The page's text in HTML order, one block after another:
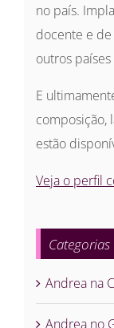
no país.
docente e
outros
E
composição,
estão
Veja o perfil
Categorias
Andrea na
Andrea no